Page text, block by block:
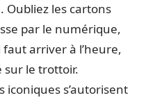
Oubliez les cartons
par le numérique,
arriver à l’heure,
sur le trottoir.
s’autorisent